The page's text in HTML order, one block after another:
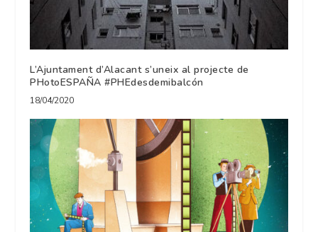
L’Ajuntament d’Alacant s’uneix al projecte de
PHotoESPAÑA #PHEdesdemibalcón
18/04/2020